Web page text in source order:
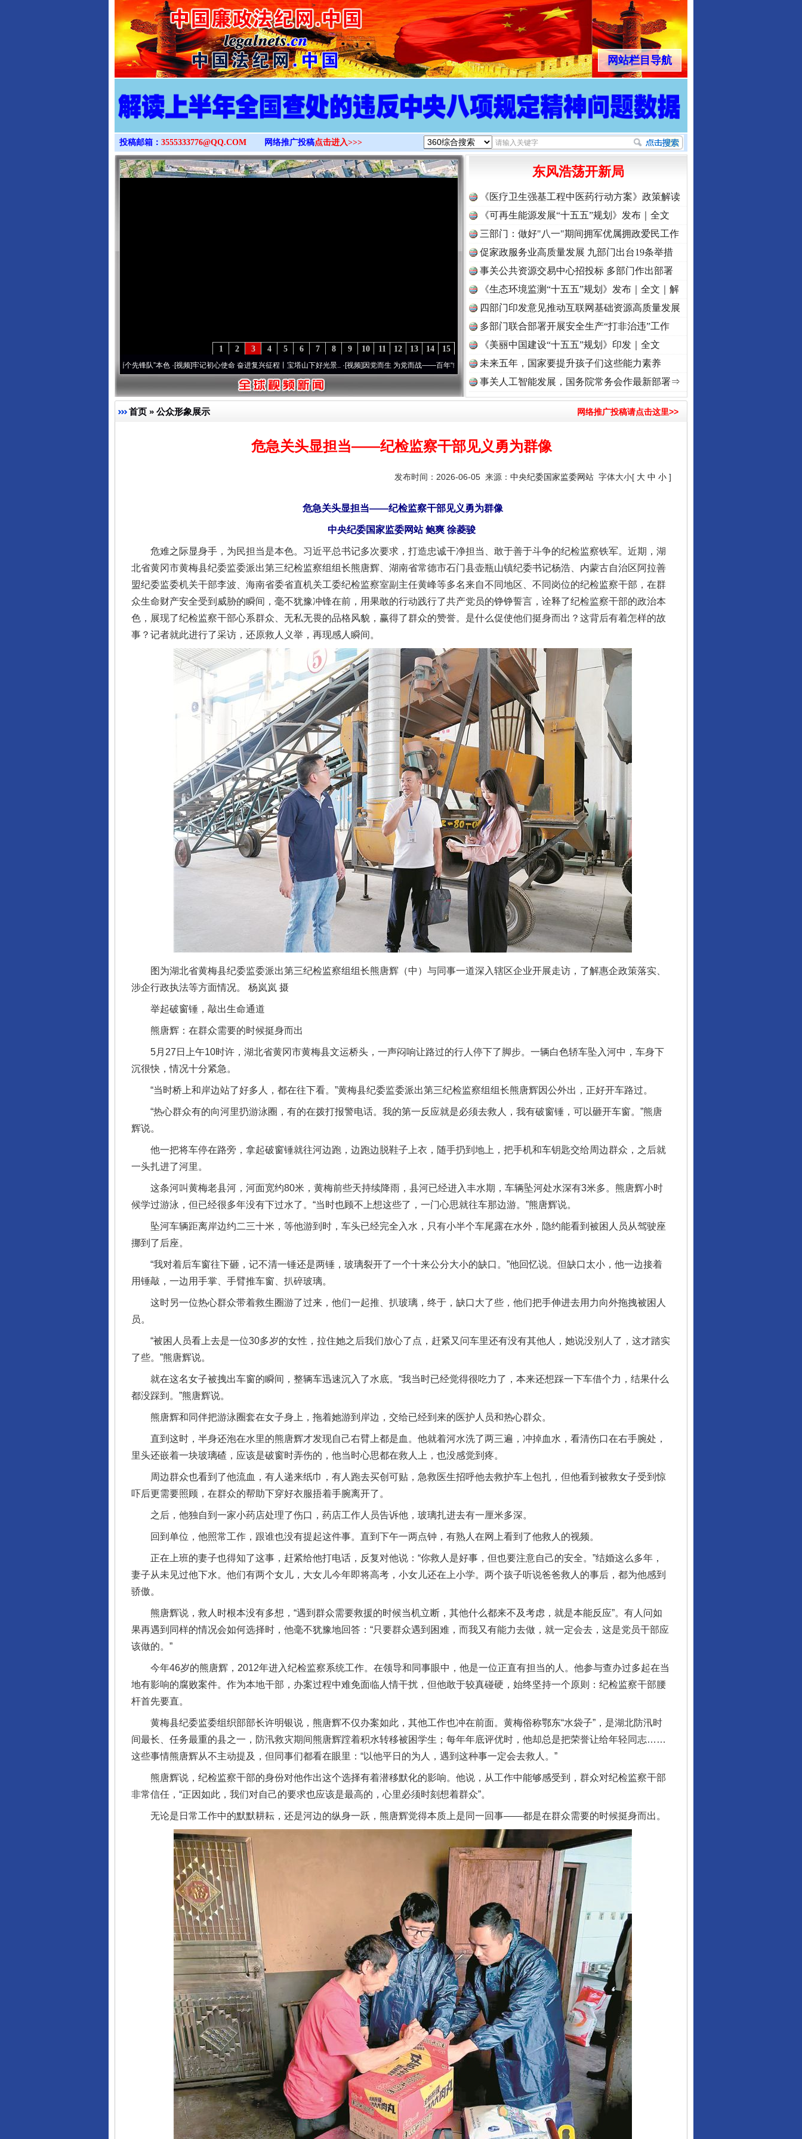
>
网站栏目导航
投稿邮箱： 3555333776@QQ.COM 网络推广投稿点击进入>>>
15
14
13
12
11
10
9
8
7
6
5
4
3
2
1
永葆“两个先锋队”本色·[视频]牢记初心使命 奋进复兴征程丨宝塔山下好光景..·[视频]因党而生 为党而战——百年“纪”事⑧加强纪律..·[视频]牢记初心使命 奋进复兴征程丨“转折之城”激荡..·[视频]牢记初心使命 奋进复兴征程丨红船起航处 潮
东风浩荡开新局
《医疗卫生强基工程中医药行动方案》政策解读
《可再生能源发展“十五五”规划》发布｜全文
三部门：做好"八一"期间拥军优属拥政爱民工作
促家政服务业高质量发展 九部门出台19条举措
事关公共资源交易中心招投标 多部门作出部署
《生态环境监测“十五五”规划》发布｜全文｜解
读
四部门印发意见推动互联网基础资源高质量发展
多部门联合部署开展安全生产“打非治违”工作
《美丽中国建设“十五五”规划》印发｜全文
未来五年，国家要提升孩子们这些能力素养
事关人工智能发展，国务院常务会作最新部署⇒
首页 » 公众形象展示 网络推广投稿请点击这里>>
危急关头显担当——纪检监察干部见义勇为群像
发布时间：2026-06-05 来源： 中央纪委国家监委网站 字体大小[ 大 中 小 ]
危急关头显担当——纪检监察干部见义勇为群像
中央纪委国家监委网站 鲍爽 徐菱骏
危难之际显身手，为民担当是本色。习近平总书记多次要求，打造忠诚干净担当、敢于善于斗争的纪检监察铁军。近期，湖
北省黄冈市黄梅县纪委监委派出第三纪检监察组组长熊唐辉、湖南省常德市石门县壶瓶山镇纪委书记杨浩、内蒙古自治区阿拉善
盟纪委监委机关干部李波、海南省委省直机关工委纪检监察室副主任黄峰等多名来自不同地区、不同岗位的纪检监察干部，在群
众生命财产安全受到威胁的瞬间，毫不犹豫冲锋在前，用果敢的行动践行了共产党员的铮铮誓言，诠释了纪检监察干部的政治本
色，展现了纪检监察干部心系群众、无私无畏的品格风貌，赢得了群众的赞誉。是什么促使他们挺身而出？这背后有着怎样的故
事？记者就此进行了采访，还原救人义举，再现感人瞬间。
图为湖北省黄梅县纪委监委派出第三纪检监察组组长熊唐辉（中）与同事一道深入辖区企业开展走访，了解惠企政策落实、
涉企行政执法等方面情况。 杨岚岚 摄
举起破窗锤，敲出生命通道
熊唐辉：在群众需要的时候挺身而出
5月27日上午10时许，湖北省黄冈市黄梅县文运桥头，一声闷响让路过的行人停下了脚步。一辆白色轿车坠入河中，车身下
沉很快，情况十分紧急。
“当时桥上和岸边站了好多人，都在往下看。”黄梅县纪委监委派出第三纪检监察组组长熊唐辉因公外出，正好开车路过。
“热心群众有的向河里扔游泳圈，有的在拨打报警电话。我的第一反应就是必须去救人，我有破窗锤，可以砸开车窗。”熊唐
辉说。
他一把将车停在路旁，拿起破窗锤就往河边跑，边跑边脱鞋子上衣，随手扔到地上，把手机和车钥匙交给周边群众，之后就
一头扎进了河里。
这条河叫黄梅老县河，河面宽约80米，黄梅前些天持续降雨，县河已经进入丰水期，车辆坠河处水深有3米多。熊唐辉小时
候学过游泳，但已经很多年没有下过水了。“当时也顾不上想这些了，一门心思就往车那边游。”熊唐辉说。
坠河车辆距离岸边约二三十米，等他游到时，车头已经完全入水，只有小半个车尾露在水外，隐约能看到被困人员从驾驶座
挪到了后座。
“我对着后车窗往下砸，记不清一锤还是两锤，玻璃裂开了一个十来公分大小的缺口。”他回忆说。但缺口太小，他一边接着
用锤敲，一边用手掌、手臂推车窗、扒碎玻璃。
这时另一位热心群众带着救生圈游了过来，他们一起推、扒玻璃，终于，缺口大了些，他们把手伸进去用力向外拖拽被困人
员。
“被困人员看上去是一位30多岁的女性，拉住她之后我们放心了点，赶紧又问车里还有没有其他人，她说没别人了，这才踏实
了些。”熊唐辉说。
就在这名女子被拽出车窗的瞬间，整辆车迅速沉入了水底。“我当时已经觉得很吃力了，本来还想踩一下车借个力，结果什么
都没踩到。”熊唐辉说。
熊唐辉和同伴把游泳圈套在女子身上，拖着她游到岸边，交给已经到来的医护人员和热心群众。
直到这时，半身还泡在水里的熊唐辉才发现自己右臂上都是血。他就着河水洗了两三遍，冲掉血水，看清伤口在右手腕处，
里头还嵌着一块玻璃碴，应该是破窗时弄伤的，他当时心思都在救人上，也没感觉到疼。
周边群众也看到了他流血，有人递来纸巾，有人跑去买创可贴，急救医生招呼他去救护车上包扎，但他看到被救女子受到惊
吓后更需要照顾，在群众的帮助下穿好衣服捂着手腕离开了。
之后，他独自到一家小药店处理了伤口，药店工作人员告诉他，玻璃扎进去有一厘米多深。
回到单位，他照常工作，跟谁也没有提起这件事。直到下午一两点钟，有熟人在网上看到了他救人的视频。
正在上班的妻子也得知了这事，赶紧给他打电话，反复对他说：“你救人是好事，但也要注意自己的安全。”结婚这么多年，
妻子从未见过他下水。他们有两个女儿，大女儿今年即将高考，小女儿还在上小学。两个孩子听说爸爸救人的事后，都为他感到
骄傲。
熊唐辉说，救人时根本没有多想，“遇到群众需要救援的时候当机立断，其他什么都来不及考虑，就是本能反应”。有人问如
果再遇到同样的情况会如何选择时，他毫不犹豫地回答：“只要群众遇到困难，而我又有能力去做，就一定会去，这是党员干部应
该做的。”
今年46岁的熊唐辉，2012年进入纪检监察系统工作。在领导和同事眼中，他是一位正直有担当的人。他参与查办过多起在当
地有影响的腐败案件。作为本地干部，办案过程中难免面临人情干扰，但他敢于较真碰硬，始终坚持一个原则：纪检监察干部腰
杆首先要直。
黄梅县纪委监委组织部部长许明银说，熊唐辉不仅办案如此，其他工作也冲在前面。黄梅俗称鄂东“水袋子”，是湖北防汛时
间最长、任务最重的县之一，防汛救灾期间熊唐辉蹚着积水转移被困学生；每年年底评优时，他却总是把荣誉让给年轻同志……
这些事情熊唐辉从不主动提及，但同事们都看在眼里：“以他平日的为人，遇到这种事一定会去救人。”
熊唐辉说，纪检监察干部的身份对他作出这个选择有着潜移默化的影响。他说，从工作中能够感受到，群众对纪检监察干部
非常信任，“正因如此，我们对自己的要求也应该是最高的，心里必须时刻想着群众”。
无论是日常工作中的默默耕耘，还是河边的纵身一跃，熊唐辉觉得本质上是同一回事——都是在群众需要的时候挺身而出。